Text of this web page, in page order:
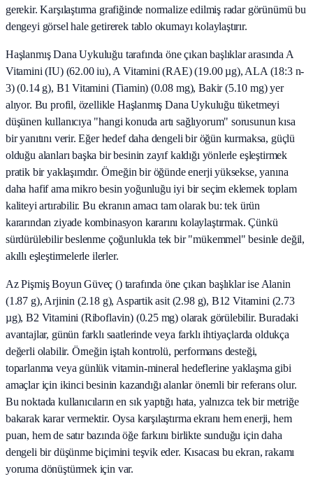
gerekir. Karşılaştırma grafiğinde normalize edilmiş radar görünümü bu
dengeyi görsel hale getirerek tablo okumayı kolaylaştırır.
Haşlanmış Dana Uykuluğu tarafında öne çıkan başlıklar arasında A
Vitamini (IU) (62.00 iu), A Vitamini (RAE) (19.00 µg), ALA (18:3 n-
3) (0.14 g), B1 Vitamini (Tiamin) (0.08 mg), Bakir (5.10 mg) yer
alıyor. Bu profil, özellikle Haşlanmış Dana Uykuluğu tüketmeyi
düşünen kullanıcıya "hangi konuda artı sağlıyorum" sorusunun kısa
bir yanıtını verir. Eğer hedef daha dengeli bir öğün kurmaksa, güçlü
olduğu alanları başka bir besinin zayıf kaldığı yönlerle eşleştirmek
pratik bir yaklaşımdır. Örneğin bir öğünde enerji yüksekse, yanına
daha hafif ama mikro besin yoğunluğu iyi bir seçim eklemek toplam
kaliteyi artırabilir. Bu ekranın amacı tam olarak bu: tek ürün
kararından ziyade kombinasyon kararını kolaylaştırmak. Çünkü
sürdürülebilir beslenme çoğunlukla tek bir "mükemmel" besinle değil,
akıllı eşleştirmelerle ilerler.
Az Pişmiş Boyun Güveç () tarafında öne çıkan başlıklar ise Alanin
(1.87 g), Arjinin (2.18 g), Aspartik asit (2.98 g), B12 Vitamini (2.73
µg), B2 Vitamini (Riboflavin) (0.25 mg) olarak görülebilir. Buradaki
avantajlar, günün farklı saatlerinde veya farklı ihtiyaçlarda oldukça
değerli olabilir. Örneğin iştah kontrolü, performans desteği,
toparlanma veya günlük vitamin-mineral hedeflerine yaklaşma gibi
amaçlar için ikinci besinin kazandığı alanlar önemli bir referans olur.
Bu noktada kullanıcıların en sık yaptığı hata, yalnızca tek bir metriğe
bakarak karar vermektir. Oysa karşılaştırma ekranı hem enerji, hem
puan, hem de satır bazında öğe farkını birlikte sunduğu için daha
dengeli bir düşünme biçimini teşvik eder. Kısacası bu ekran, rakamı
yoruma dönüştürmek için var.